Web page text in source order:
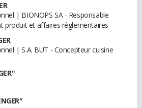
| BIONOPS SA - Responsable
produit et affaires réglementaires
| S.A. BUT - Concepteur cuisine